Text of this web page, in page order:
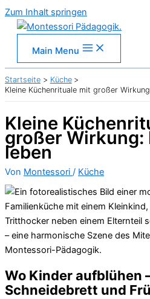
Zum Inhalt springen
Main Menu
Startseite
Küche
Kleine Küchenrituale mit großer
Kleine
großer Wirkung:
leben
Von Montessori / Küche
Wo Kinder aufblühen
Schneidebrett und